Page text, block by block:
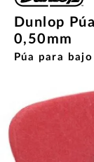
Dunlop
0,50mm
Púa para